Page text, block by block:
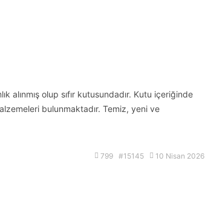
alınmış olup sıfır kutusundadır. Kutu içeriğinde
bulunmaktadır. Temiz, yeni ve
799 #15145 10 Nisan 2026